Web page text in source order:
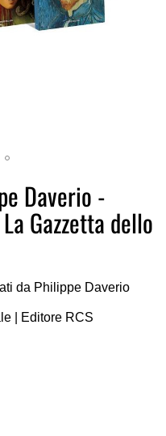
Daverio -
Gazzetta dello
da Philippe Daverio
| Editore RCS